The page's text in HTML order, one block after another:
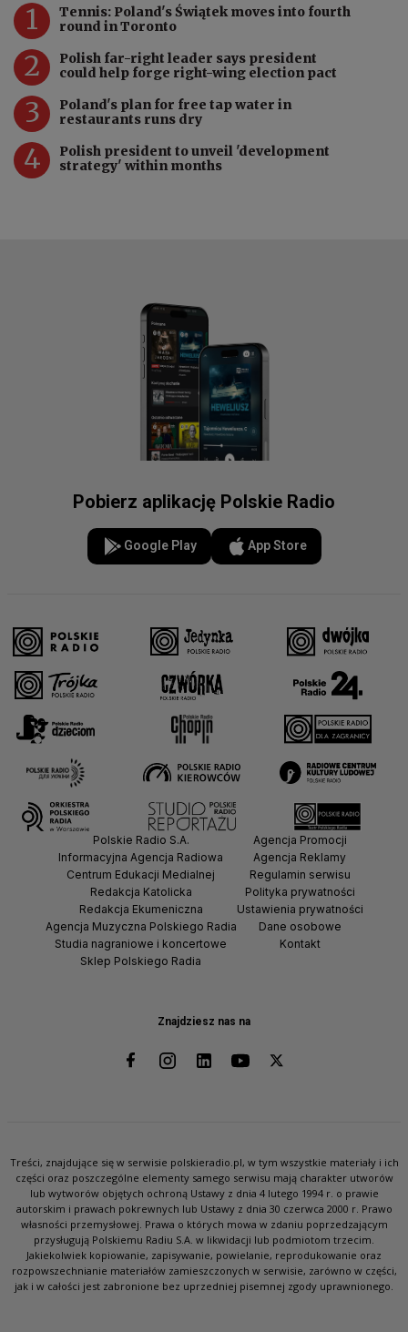
1
Tennis: Poland's Świątek moves into fourth
round in Toronto
2
Polish far-right leader says president
could help forge right-wing election pact
3
Poland's plan for free tap water in
restaurants runs dry
4
Polish president to unveil 'development
strategy' within months
Pobierz aplikację Polskie Radio
Google Play App Store
Znajdziesz nas na
Polskie Radio S.A.
Informacyjna Agencja Radiowa
Centrum Edukacji Medialnej
Redakcja Katolicka
Redakcja Ekumeniczna
Agencja Muzyczna Polskiego Radia
Studia nagraniowe i koncertowe
Sklep Polskiego Radia
Agencja Promocji
Agencja Reklamy
Regulamin serwisu
Polityka prywatności
Ustawienia prywatności
Dane osobowe
Kontakt
Treści, znajdujące się w serwisie polskieradio.pl, w tym wszystkie materiały i ich
części oraz poszczególne elementy samego serwisu mają charakter utworów
lub wytworów objętych ochroną Ustawy z dnia 4 lutego 1994 r. o prawie
autorskim i prawach pokrewnych lub Ustawy z dnia 30 czerwca 2000 r. Prawo
własności przemysłowej. Prawa o których mowa w zdaniu poprzedzającym
przysługują Polskiemu Radiu S.A. w likwidacji lub podmiotom trzecim.
Jakiekolwiek kopiowanie, zapisywanie, powielanie, reprodukowanie oraz
rozpowszechnianie materiałów zamieszczonych w serwisie, zarówno w części,
jak i w całości jest zabronione bez uprzedniej pisemnej zgody uprawnionego.